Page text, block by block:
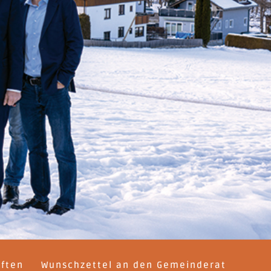
Wunschzettel an den Gemeinderat